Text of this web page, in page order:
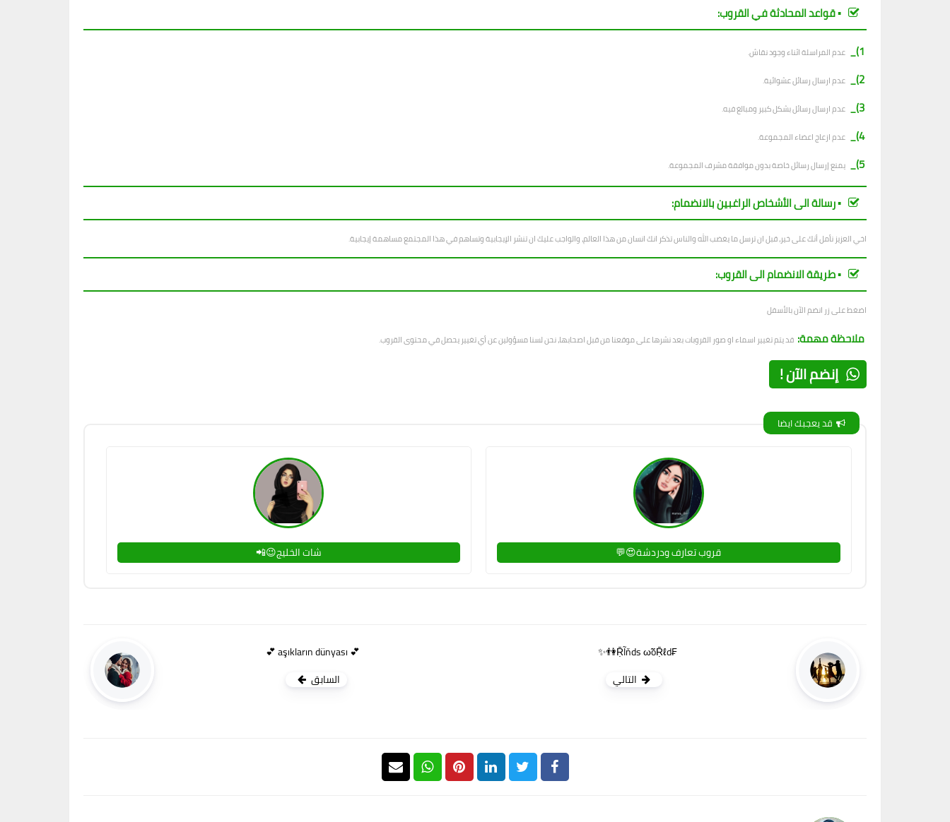
▪︎ قواعد المحادثة في القروب:
1)_
عدم المراسلة اثناء وجود نقاش.
2)_ عدم ارسال رسائل عشوائية.
3)_ عدم ارسال رسائل بشكل كبير ومبالغ فيه.
4)_ عدم ازعاج اعضاء المجموعة.
5)_ يمنع إرسال رسائل خاصة بدون موافقة مشرف المجموعة.
▪︎ رسالة الى الأشخاص الراغبين بالانضمام:
اخي العزيز نأمل أنك على خير، قبل ان ترسل ما يغضب الله والناس تذكر انك انسان من هذا العالم، والواجب عليك ان تنشر الإيجابية وتساهم في هذا المجتمع مساهمة إيجابية.
▪︎ طريقة الانضمام الى القروب:
اضغط على زر انضم الآن بالأسفل
ملاحظة مهمة: قد يتم تغيير اسماء او صور القروبات بعد نشرها على موقعنا من قبل اصحابها، نحن لسنا مسؤولين عن أي تغيير يحصل في محتوى القروب.
إنضم الآن !
قد يعجبك ايضا
قروب تعارف ودردشة😍💬 شات الخليج😉📲
₣ṜĨňds ω̃ŏṜℓd👫✨
التالي
💕 aşıkların dünyası 💕
السابق